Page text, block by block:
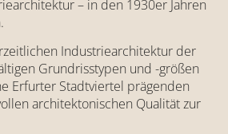
– in den 1930er Jahren
Industriearchi­tektur der
Grundrisstypen und -größen
Erfurter Stadtviertel prägenden
architektonischen Qualität zur